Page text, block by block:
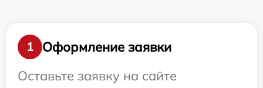
1
Оформление заявки
Оставьте заявку на сайте